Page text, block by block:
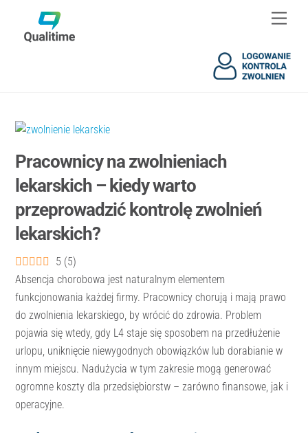
content
content
Pracownicy na zwolnieniach
lekarskich – kiedy warto
przeprowadzić kontrolę zwolnień
lekarskich?
5 (5)
Absencja chorobowa jest naturalnym elementem
funkcjonowania każdej firmy. Pracownicy chorują i mają prawo
do zwolnienia lekarskiego, by wrócić do zdrowia. Problem
pojawia się wtedy, gdy L4 staje się sposobem na przedłużenie
urlopu, uniknięcie niewygodnych obowiązków lub dorabianie w
innym miejscu. Nadużycia w tym zakresie mogą generować
ogromne koszty dla przedsiębiorstw – zarówno finansowe, jak i
operacyjne.